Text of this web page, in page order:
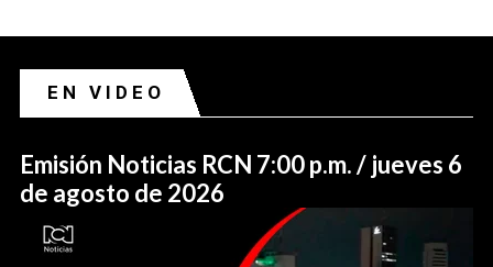
EN VIDEO
Emisión Noticias RCN 7:00 p.m. / jueves 6
de agosto de 2026